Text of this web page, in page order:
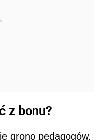
z bonu?
grono pedagogów.